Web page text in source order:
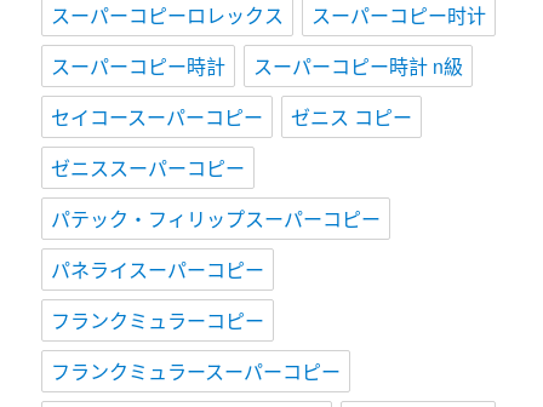
スーパーコピーロレックス
スーパーコピー时计
スーパーコピー時計
スーパーコピー時計 n級
セイコースーパーコピー
ゼニス コピー
ゼニススーパーコピー
パテック・フィリップスーパーコピー
パネライスーパーコピー
フランクミュラーコピー
フランクミュラースーパーコピー